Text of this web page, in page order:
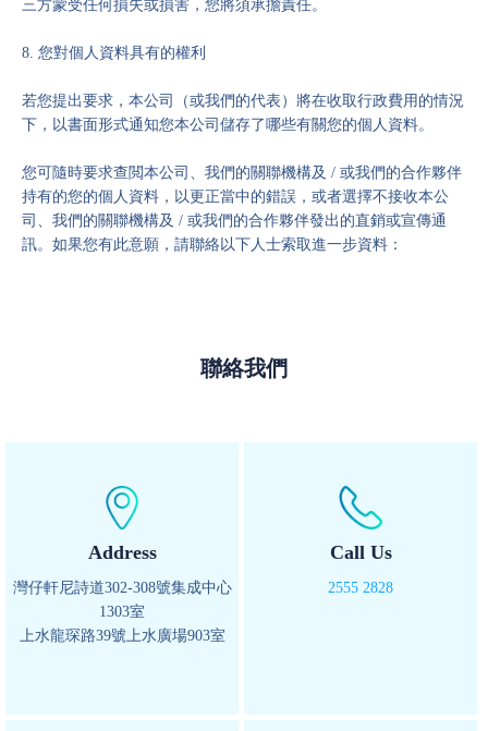
三方蒙受任何損失或損害，您將須承擔責任。
8. 您對個人資料具有的權利
若您提出要求，本公司（或我們的代表）將在收取行政費用的情況
下，以書面形式通知您本公司儲存了哪些有關您的個人資料。
您可隨時要求查閲本公司、我們的關聯機構及 / 或我們的合作夥伴
持有的您的個人資料，以更正當中的錯誤，或者選擇不接收本公
司、我們的關聯機構及 / 或我們的合作夥伴發出的直銷或宣傳通
訊。如果您有此意願，請聯絡以下人士索取進一步資料：
聯絡我們
Address
灣仔軒尼詩道302-308號集成中心
1303室
上水龍琛路39號上水廣場903室
Call Us
2555 2828